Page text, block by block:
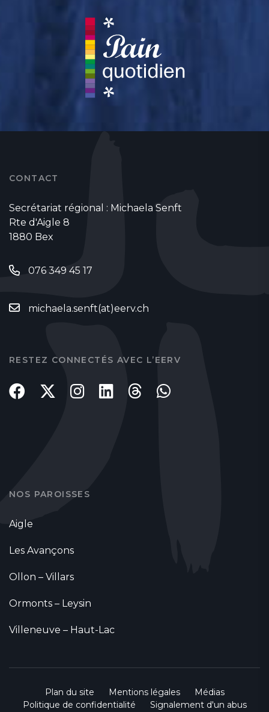
CONTACT
Secrétariat régional : Michaela Senft
Rte d'Aigle 8
1880 Bex
076 349 45 17
michaela.senft(at)eerv.ch
RESTEZ CONNECTÉS AVEC L’EERV
NOS PAROISSES
Aigle
Les Avançons
Ollon – Villars
Ormonts – Leysin
Villeneuve – Haut-Lac
Plan du site Mentions légales
Médias
Politique de confidentialité
Signalement d'un abus